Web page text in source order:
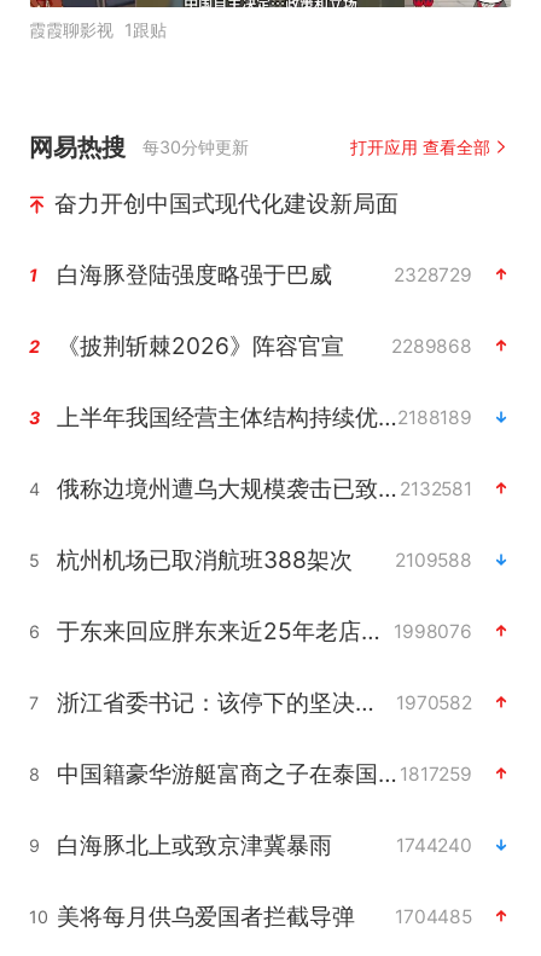
霞霞聊影视 1跟贴
网易热搜 每30分钟更新 打开应用 查看全部
奋力开创中国式现代化建设新局面
1 白海豚登陆强度略强于巴威 2328729
2 《披荆斩棘2026》阵容官宣 2289868
3 上半年我国经营主体结构持续优化2188189
4 俄称边境州遭乌大规模袭击已致13伤 2132581
5 杭州机场已取消航班388架次 2109588
6 于东来回应胖东来近25年老店年底关闭 1998076
7 浙江省委书记：该停下的坚决停下来 1970582
8 中国籍豪华游艇富商之子在泰国被杀 1817259
9 白海豚北上或致京津冀暴雨 1744240
10 美将每月供乌爱国者拦截导弹 1704485